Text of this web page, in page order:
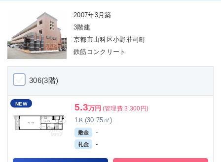
2007年3月築
3階建
京都市山科区小野荘司町
鉄筋コンクリート
306(3階)
NEW 5.3万円 (管理費 3,300円)
1Ｋ(30.75㎡)
敷金 -
礼金 -